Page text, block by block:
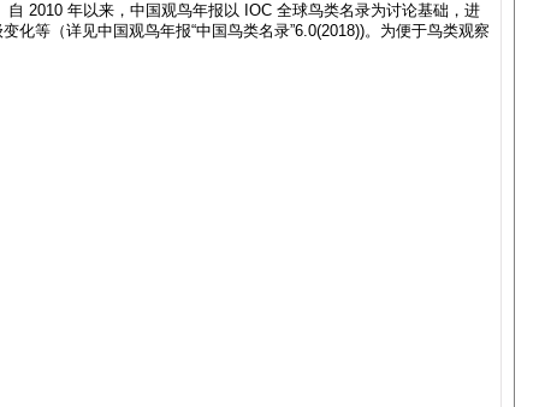
2010 年以来，中国观鸟年报以 IOC 全球鸟类名录为讨论基础，进
等（详见中国观鸟年报“中国鸟类名录”6.0(2018))。为便于鸟类观察